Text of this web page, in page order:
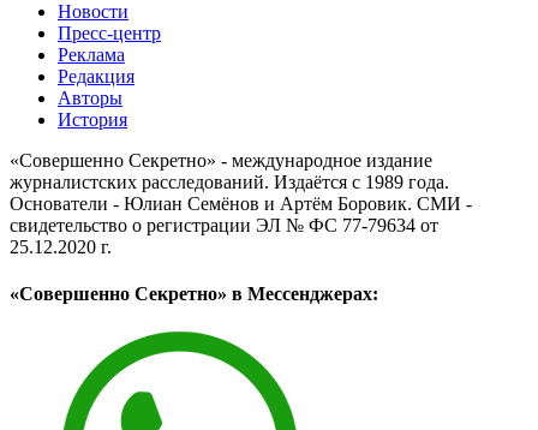
Новости
Пресс-центр
Реклама
Редакция
Авторы
История
«Совершенно Секретно» - международное издание
журналистских расследований. Издаётся с 1989 года.
Основатели - Юлиан Семёнов и Артём Боровик. CМИ -
свидетельство о регистрации ЭЛ № ФС 77-79634 от
25.12.2020 г.
«Совершенно Секретно» в Мессенджерах: